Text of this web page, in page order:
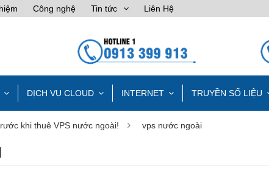
Công nghệ Tin tức Liên Hệ
DỊCH VỤ CLOUD INTERNET TRUYỀN SỐ LIỆU
khi thuê VPS nước ngoài! vps nước ngoài